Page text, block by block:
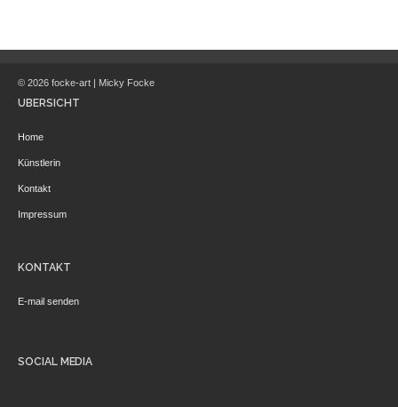
© 2026 focke-art | Micky Focke
ÜBERSICHT
Home
Künstlerin
Kontakt
Impressum
KONTAKT
E-mail senden
SOCIAL MEDIA